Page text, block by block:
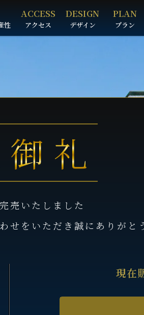
性
ACCESS
アクセス
DESIGN
デザイン
PLAN
プラン
礼
売いたしました
せをいただき誠にありがと
現在